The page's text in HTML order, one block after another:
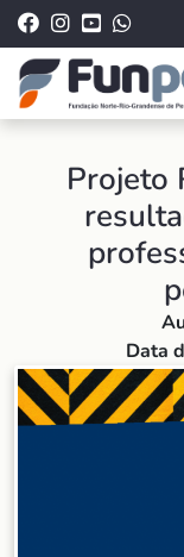
Projeto
Data